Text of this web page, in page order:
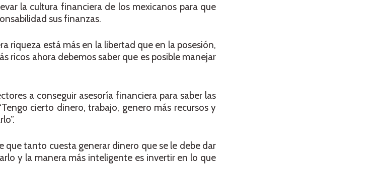
la cultura financiera de los mexicanos para que
sus finanzas.
riqueza está más en la libertad que en la posesión,
ricos ahora debemos saber que es posible manejar
a conseguir asesoría financiera para saber las
cierto dinero, trabajo, genero más recursos y
que tanto cuesta generar dinero que se le debe dar
y la manera más inteligente es invertir en lo que